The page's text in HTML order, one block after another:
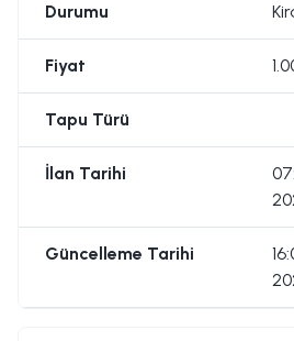
Durumu
Fiyat
Tapu Türü
İlan Tarihi
Güncelleme Tarihi